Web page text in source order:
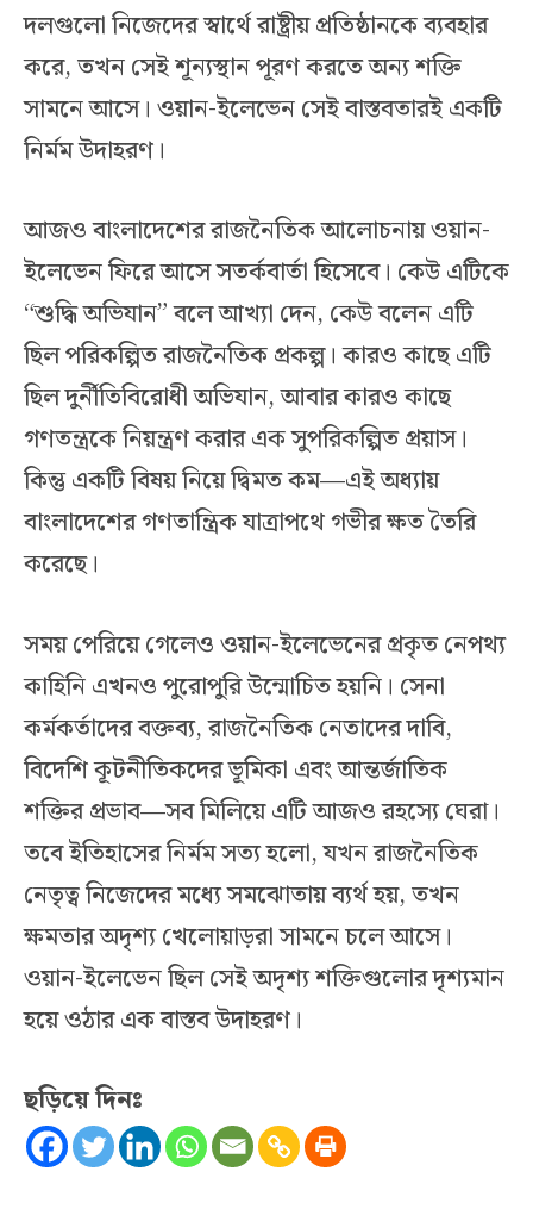
দলগুলো নিজেদের স্বার্থে রাষ্ট্রীয় প্রতিষ্ঠানকে ব্যবহার
করে, তখন সেই শূন্যস্থান পূরণ করতে অন্য শক্তি
সামনে আসে। ওয়ান-ইলেভেন সেই বাস্তবতারই একটি
নির্মম উদাহরণ।
আজও বাংলাদেশের রাজনৈতিক আলোচনায় ওয়ান-
ইলেভেন ফিরে আসে সতর্কবার্তা হিসেবে। কেউ এটিকে
“শুদ্ধি অভিযান” বলে আখ্যা দেন, কেউ বলেন এটি
ছিল পরিকল্পিত রাজনৈতিক প্রকল্প। কারও কাছে এটি
ছিল দুর্নীতিবিরোধী অভিযান, আবার কারও কাছে
গণতন্ত্রকে নিয়ন্ত্রণ করার এক সুপরিকল্পিত প্রয়াস।
কিন্তু একটি বিষয় নিয়ে দ্বিমত কম—এই অধ্যায়
বাংলাদেশের গণতান্ত্রিক যাত্রাপথে গভীর ক্ষত তৈরি
করেছে।
সময় পেরিয়ে গেলেও ওয়ান-ইলেভেনের প্রকৃত নেপথ্য
কাহিনি এখনও পুরোপুরি উন্মোচিত হয়নি। সেনা
কর্মকর্তাদের বক্তব্য, রাজনৈতিক নেতাদের দাবি,
বিদেশি কূটনীতিকদের ভূমিকা এবং আন্তর্জাতিক
শক্তির প্রভাব—সব মিলিয়ে এটি আজও রহস্যে ঘেরা।
তবে ইতিহাসের নির্মম সত্য হলো, যখন রাজনৈতিক
নেতৃত্ব নিজেদের মধ্যে সমঝোতায় ব্যর্থ হয়, তখন
ক্ষমতার অদৃশ্য খেলোয়াড়রা সামনে চলে আসে।
ওয়ান-ইলেভেন ছিল সেই অদৃশ্য শক্তিগুলোর দৃশ্যমান
হয়ে ওঠার এক বাস্তব উদাহরণ।
ছড়িয়ে দিনঃ